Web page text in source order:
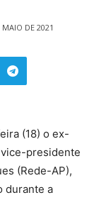
MAIO DE 2021
(18) o ex-
vice-presidente
(Rede-AP),
durante a